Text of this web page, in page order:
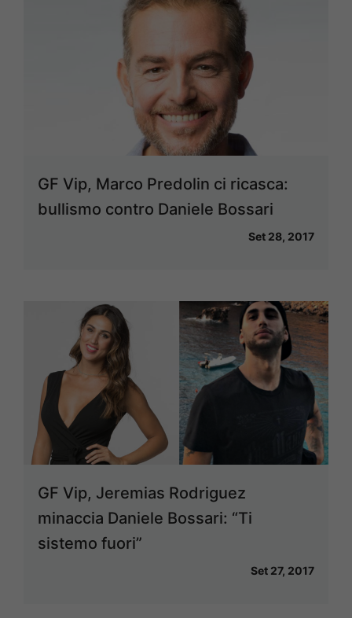
GF Vip, Marco Predolin ci ricasca:
bullismo contro Daniele Bossari
Set 28, 2017
GF Vip, Jeremias Rodriguez
minaccia Daniele Bossari: “Ti
sistemo fuori”
Set 27, 2017